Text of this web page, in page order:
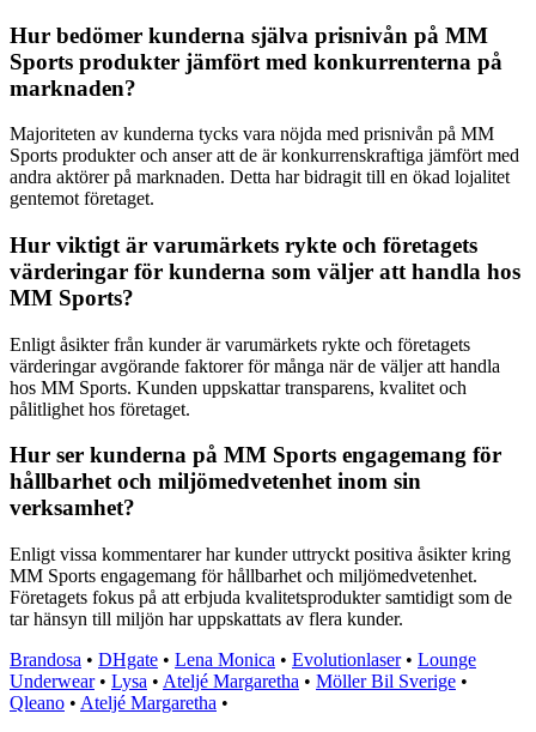
Hur bedömer kunderna själva prisnivån på MM
Sports produkter jämfört med konkurrenterna på
marknaden?
Majoriteten av kunderna tycks vara nöjda med prisnivån på MM
Sports produkter och anser att de är konkurrenskraftiga jämfört med
andra aktörer på marknaden. Detta har bidragit till en ökad lojalitet
gentemot företaget.
Hur viktigt är varumärkets rykte och företagets
värderingar för kunderna som väljer att handla hos
MM Sports?
Enligt åsikter från kunder är varumärkets rykte och företagets
värderingar avgörande faktorer för många när de väljer att handla
hos MM Sports. Kunden uppskattar transparens, kvalitet och
pålitlighet hos företaget.
Hur ser kunderna på MM Sports engagemang för
hållbarhet och miljömedvetenhet inom sin
verksamhet?
Enligt vissa kommentarer har kunder uttryckt positiva åsikter kring
MM Sports engagemang för hållbarhet och miljömedvetenhet.
Företagets fokus på att erbjuda kvalitetsprodukter samtidigt som de
tar hänsyn till miljön har uppskattats av flera kunder.
Brandosa • DHgate • Lena Monica • Evolutionlaser• Lounge
Underwear• Lysa • Ateljé Margaretha • Möller Bil Sverige •
Qleano • Ateljé Margaretha •